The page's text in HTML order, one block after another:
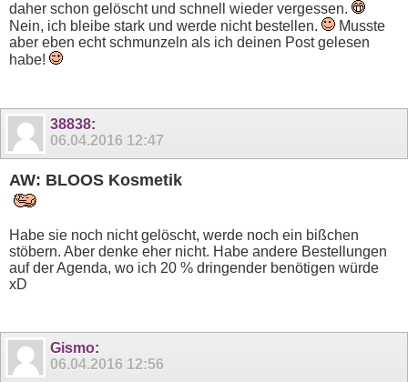
daher schon gelöscht und schnell wieder vergessen.
Nein, ich bleibe stark und werde nicht bestellen.
Musste
aber eben echt schmunzeln als ich deinen Post gelesen
habe!
38838:
06.04.2016 12:47
AW: BLOOS Kosmetik
Habe sie noch nicht gelöscht, werde noch ein bißchen
stöbern. Aber denke eher nicht. Habe andere Bestellungen
auf der Agenda, wo ich 20 % dringender benötigen würde
xD
Gismo:
06.04.2016 12:56